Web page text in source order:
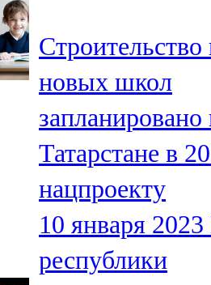
Олы Әтнә
71,42 FM
Сарман
107,8 FM
Теләче
106,1 FM
Түбән Кама
Строительство
новых школ
запланировано
Татарстане в
нацпроекту
10 января 2023
республики